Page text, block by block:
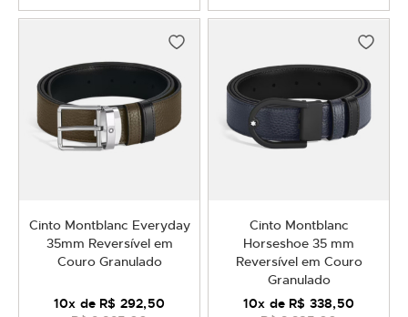
Cinto Montblanc Everyday
35mm Reversível em
Couro Granulado
10x de R$ 292,50
Cinto Montblanc
Horseshoe 35 mm
Reversível em Couro
Granulado
10x de R$ 338,50